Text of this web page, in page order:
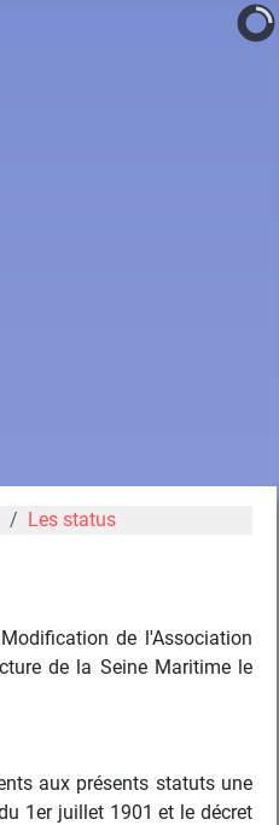
Les status
de l'Association
de la Seine Maritime le
aux présents statuts une
1er juillet 1901 et le décret